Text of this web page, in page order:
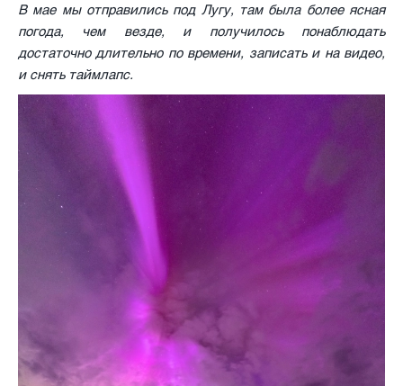
В мае мы отправились под Лугу, там была более ясная
погода, чем везде, и получилось понаблюдать
достаточно длительно по времени, записать и на видео,
и снять таймлапс.